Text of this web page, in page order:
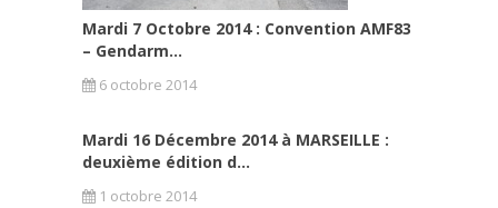
Mardi 7 Octobre 2014 : Convention AMF83
– Gendarm...
6 octobre 2014
Mardi 16 Décembre 2014 à MARSEILLE :
deuxième édition d...
1 octobre 2014